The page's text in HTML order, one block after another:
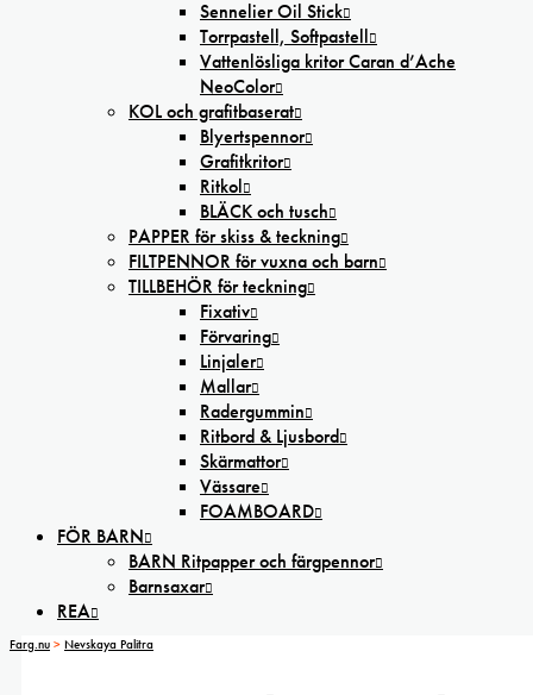
Sennelier Oil Stick
Torrpastell, Softpastell
Vattenlösliga kritor Caran d’Ache
NeoColor
KOL och grafitbaserat
Blyertspennor
Grafitkritor
Ritkol
BLÄCK och tusch
PAPPER för skiss & teckning
FILTPENNOR för vuxna och barn
TILLBEHÖR för teckning
Fixativ
Förvaring
Linjaler
Mallar
Radergummin
Ritbord & Ljusbord
Skärmattor
Vässare
FOAMBOARD
FÖR BARN
BARN Ritpapper och färgpennor
Barnsaxar
REA
Farg.nu > Nevskaya Palitra